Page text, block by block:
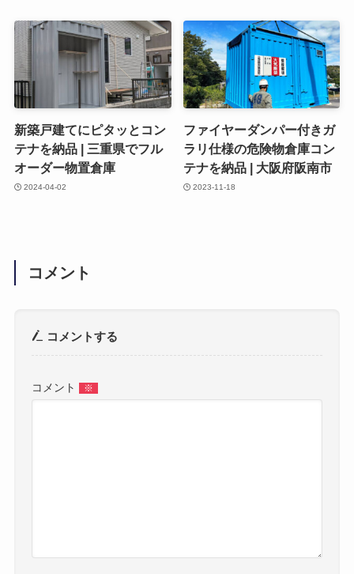
新築戸建てにピタッとコン
テナを納品 | 三重県でフル
オーダー物置倉庫
2024-04-02
ファイヤーダンパー付きガ
ラリ仕様の危険物倉庫コン
テナを納品 | 大阪府阪南市
2023-11-18
コメント
コメントする
コメント ※